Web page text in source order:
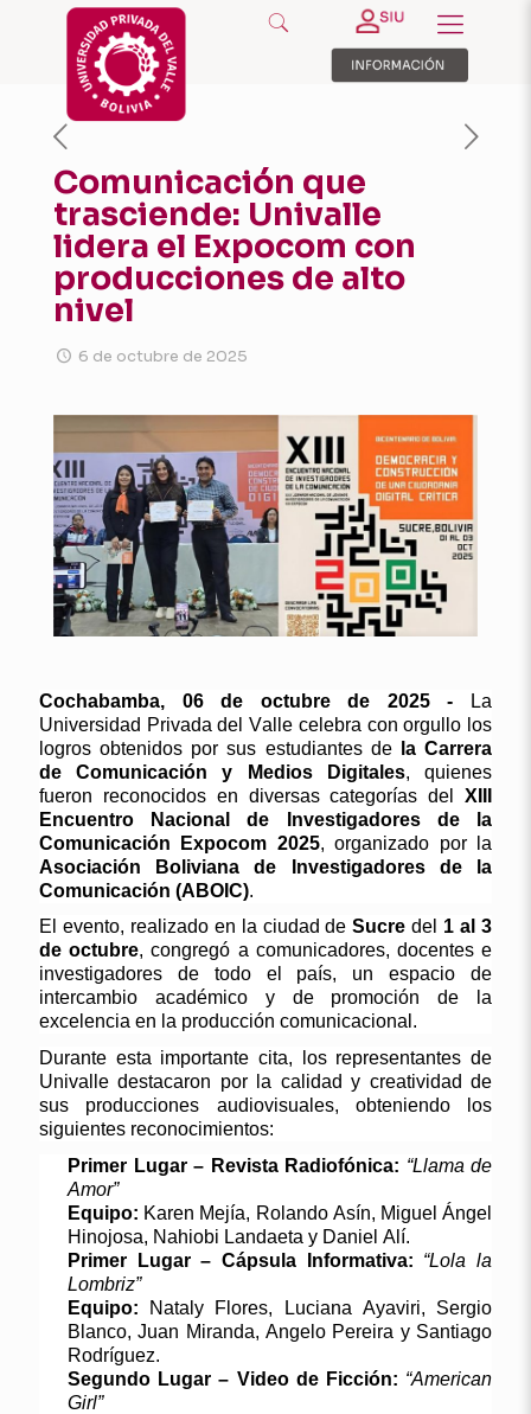
Comunicación que
trasciende: Univalle
lidera el Expocom con
producciones de alto
nivel
6 de octubre de 2025
Cochabamba, 06 de octubrede 2025-
La
Universidad Privada del Valle celebra con orgullo los
logros obtenidos por sus estudiantes de
la Carrera
de Comunicación y Medios Digitales, quienes
fueron reconocidos en diversas categorías del XIII
Encuentro Nacional de Investigadores de la
Comunicación
Expocom 2025, organizado por la
Asociación Boliviana de Investigadores de la
Comunicación (ABOIC).
El evento, realizado en la ciudad deSucre del 1 al 3
de octubre, congregó a comunicadores, docentes e
investigadores de todo el país, un espacio de
intercambio académico y de promoción de la
excelencia en la producción comunicacional.
Durante esta importante cita, los representantes de
Univalle destacaron por la calidad y creatividad de
sus producciones audiovisuales, obteniendo los
siguientes reconocimientos:
Primer Lugar – Revista Radiofónica: “Llama de
Amor”
Equipo: Karen Mejía, Rolando Asín, Miguel Ángel
Hinojosa, Nahiobi Landaeta y Daniel Alí.
Primer Lugar – Cápsula Informativa: “Lola la
Lombriz”
Equipo: Nataly Flores, Luciana Ayaviri, Sergio
Blanco, Juan Miranda, Angelo Pereira y Santiago
Rodríguez.
Segundo Lugar – Video de Ficción: “American
Girl”